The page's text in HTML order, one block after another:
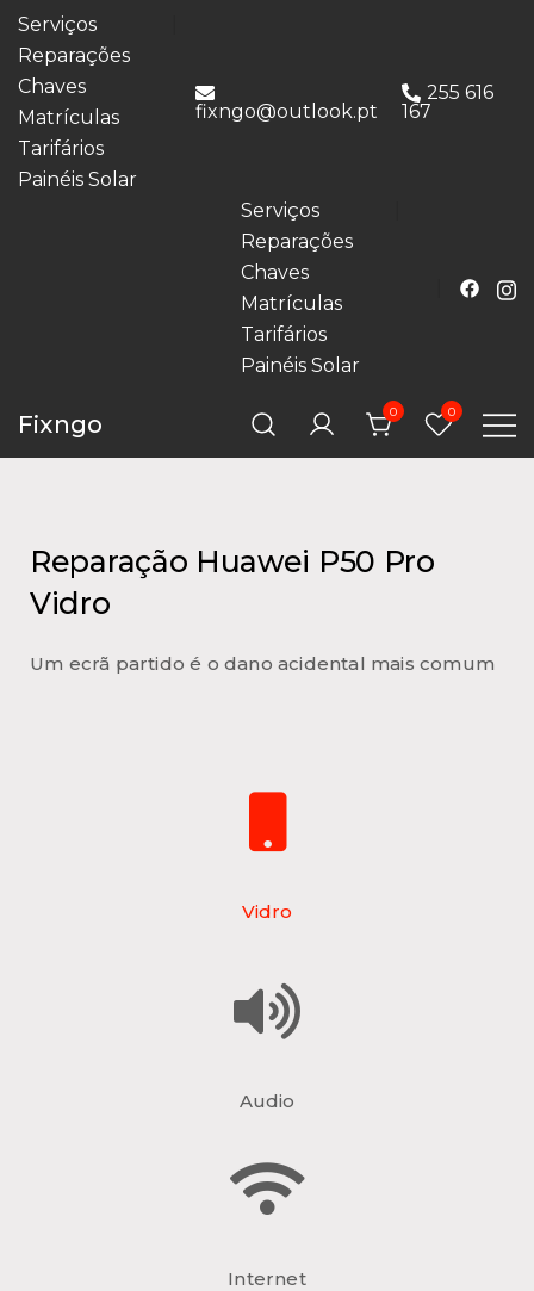
Serviços
Reparações
Chaves
Matrículas
Tarifários
Painéis Solar
fixngo@outlook.pt
255 616
167
Serviços
Reparações
Chaves
Matrículas
Tarifários
Painéis Solar
Fixngo 0 0
Reparação Huawei P50 Pro
Vidro
Um ecrã partido é o dano acidental mais comum
Vidro
Audio
Internet